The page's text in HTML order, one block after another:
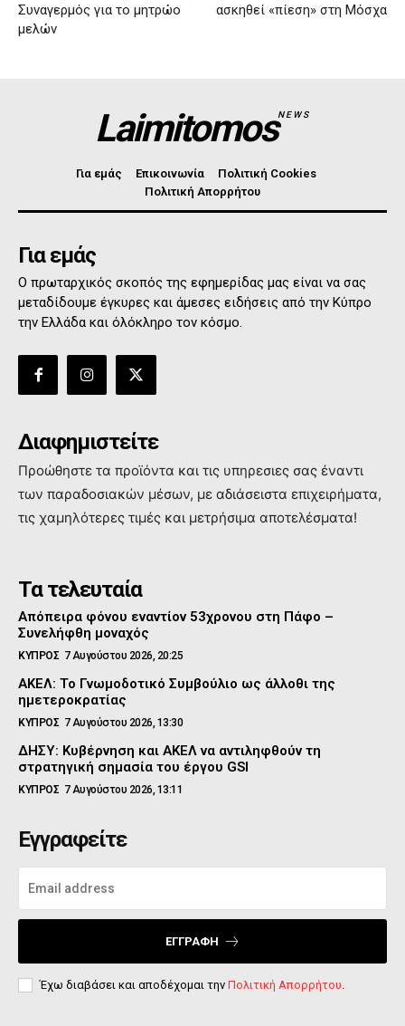
Συναγερμός για το μητρώο
μελών
ασκηθεί «πίεση» στη Μόσχα
LaimitomosNEWS
Για εμάς Επικοινωνία
Πολιτική Cookies
Πολιτική Απορρήτου
Για εμάς
Ο πρωταρχικός σκοπός της εφημερίδας μας είναι να σας
μεταδίδουμε έγκυρες και άμεσες ειδήσεις από την Κύπρο
την Ελλάδα και όλόκληρο τον κόσμο.
Διαφημιστείτε
Προώθηστε τα προϊόντα και τις υπηρεσιες σας έναντι
των παραδοσιακών μέσων, με αδιάσειστα επιχειρήματα,
τις χαμηλότερες τιμές και μετρήσιμα αποτελέσματα!
Τα τελευταία
Απόπειρα φόνου εναντίον 53χρονου στη Πάφο –
Συνελήφθη μοναχός
ΚΥΠΡΟΣ 7 Αυγούστου 2026, 20:25
ΑΚΕΛ: Το Γνωμοδοτικό Συμβούλιο ως άλλοθι της
ημετεροκρατίας
ΚΥΠΡΟΣ 7 Αυγούστου 2026, 13:30
ΔΗΣΥ: Κυβέρνηση και ΑΚΕΛ να αντιληφθούν τη
στρατηγική σημασία του έργου GSI
ΚΥΠΡΟΣ 7 Αυγούστου 2026, 13:11
Εγγραφείτε
ΕΓΓΡΑΦΉ
Έχω διαβάσει και αποδέχομαι την Πολιτική Απορρήτου.